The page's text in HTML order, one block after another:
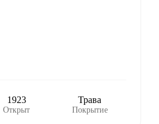
1923
Открыт
Трава
Покрытие